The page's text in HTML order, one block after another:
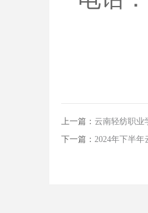
上一篇： 云南轻纺职业
下一篇： 2024年下半